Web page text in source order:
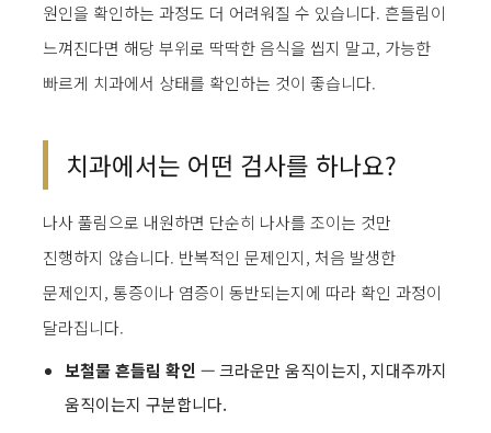
원인을 확인하는 과정도 더 어려워질 수 있습니다. 흔들림이
느껴진다면 해당 부위로 딱딱한 음식을 씹지 말고, 가능한
빠르게 치과에서 상태를 확인하는 것이 좋습니다.
치과에서는 어떤 검사를 하나요?
나사 풀림으로 내원하면 단순히 나사를 조이는 것만
진행하지 않습니다. 반복적인 문제인지, 처음 발생한
문제인지, 통증이나 염증이 동반되는지에 따라 확인 과정이
달라집니다.
보철물 흔들림 확인 — 크라운만 움직이는지, 지대주까지
움직이는지 구분합니다.